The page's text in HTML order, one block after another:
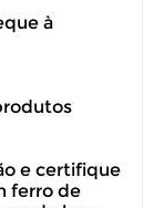
após o
solicitar
à
e certifique
ferro de